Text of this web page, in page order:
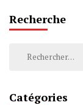
Recherche
Catégories